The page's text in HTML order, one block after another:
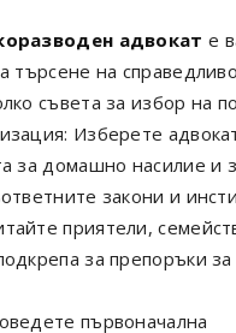
адвокат е
търсене на
съвета за избор на
Изберете
за домашно насилие и
закони и
приятели,
за препоръки
първоначална